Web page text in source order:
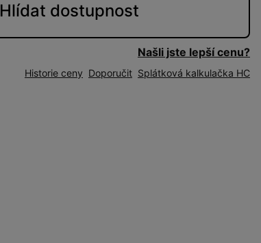
Hlídat dostupnost
Našli jste lepší cenu?
Historie ceny Doporučit Splátková kalkulačka HC